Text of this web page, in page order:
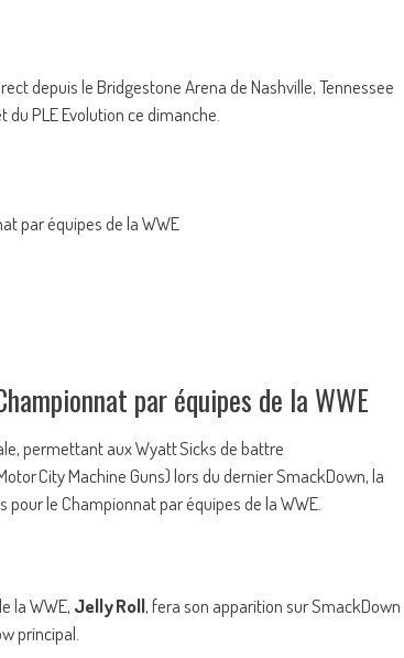
depuis le Bridgestone Arena de Nashville, Tennessee
PLE Evolution ce dimanche.
par équipes de la WWE
par équipes de la WWE
permettant aux Wyatt Sicks de battre
City Machine Guns) lors du dernier SmackDown, la
le Championnat par équipes de la WWE.
la WWE, Jelly Roll, fera son apparition sur SmackDown
principal.